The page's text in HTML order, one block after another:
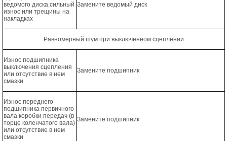
ведомого диска,сильный
износ или трещины на
накладках
Замените ведомый диск
Равномерный шум при выключенном сцеплении
Износ подшипника
выключения сцепления
или отсутствие в нем
смазки
Замените подшипник
Износ переднего
подшипника первичного
вала коробки передач (в
торце коленчатого вала)
или отсутствие в нем
смазки
Замените подшипник